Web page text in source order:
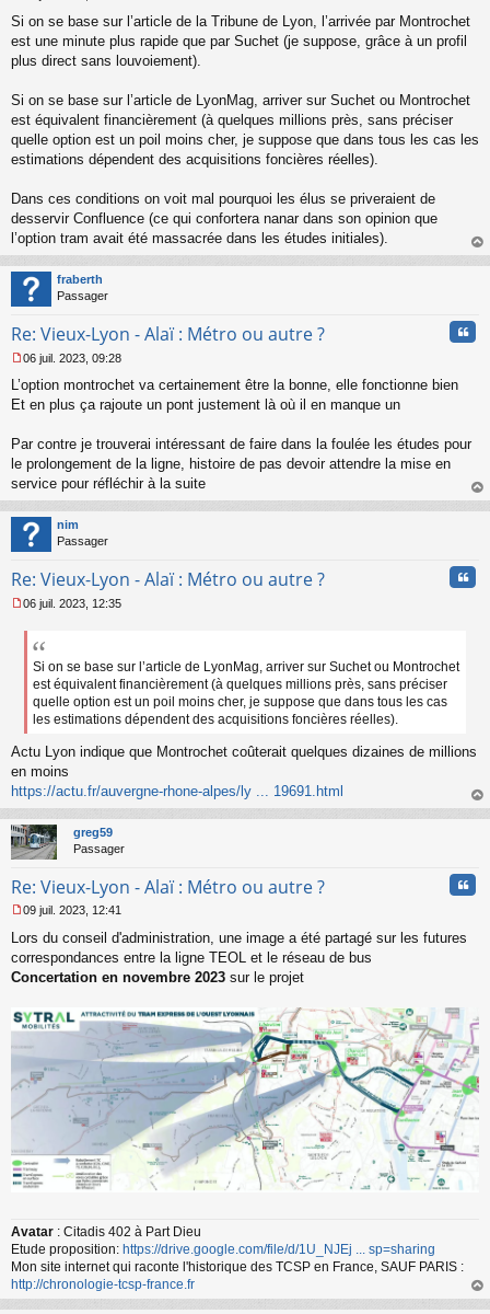
e
s
s
e
n
o
n
Si on se base sur l’article de la Tribune de Lyon, l’arrivée par Montrochet
est une minute plus rapide que par Suchet (je suppose, grâce à un profil
plus direct sans louvoiement).
Si on se base sur l’article de LyonMag, arriver sur Suchet ou Montrochet
est équivalent financièrement (à quelques millions près, sans préciser
quelle option est un poil moins cher, je suppose que dans tous les cas les
estimations dépendent des acquisitions foncières réelles).
Dans ces conditions on voit mal pourquoi les élus se priveraient de
desservir Confluence (ce qui confortera nanar dans son opinion que
l’option tram avait été massacrée dans les études initiales).
au
fraberth
Passager
Re: Vieux-Lyon - Alaï : Métro ou autre ?
e
s
g
e
n
o
n
l
u
06 juil. 2023, 09:28
L’option montrochet va certainement être la bonne, elle fonctionne bien
Et en plus ça rajoute un pont justement là où il en manque un
Par contre je trouverai intéressant de faire dans la foulée les études pour
le prolongement de la ligne, histoire de pas devoir attendre la mise en
service pour réfléchir à la suite
au
nim
Passager
Re: Vieux-Lyon - Alaï : Métro ou autre ?
e
o
l
u
06 juil. 2023, 12:35
Si on se base sur l’article de LyonMag, arriver sur Suchet ou Montrochet
est équivalent financièrement (à quelques millions près, sans préciser
quelle option est un poil moins cher, je suppose que dans tous les cas
les estimations dépendent des acquisitions foncières réelles).
Actu Lyon indique que Montrochet coûterait quelques dizaines de millions
en moins
https://actu.fr/auvergne-rhone-alpes/ly ... 19691.html
au
greg59
Passager
Re: Vieux-Lyon - Alaï : Métro ou autre ?
e
s
e
u
09 juil. 2023, 12:41
Lors du conseil d'administration, une image a été partagé sur les futures
correspondances entre la ligne TEOL et le réseau de bus
Concertation en novembre 2023 sur le projet
Avatar : Citadis 402 à Part Dieu
Etude proposition: https://drive.google.com/file/d/1U_NJEj ... sp=sharing
Mon site internet qui raconte l'historique des TCSP en France, SAUF PARIS :
http://chronologie-tcsp-france.fr
au